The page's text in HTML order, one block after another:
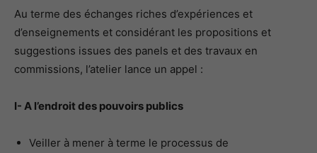
Au terme des échanges riches d’expériences et
d’enseignements et considérant les propositions et
suggestions issues des panels et des travaux en
commissions, l’atelier lance un appel :
I- A l’endroit des pouvoirs publics
Veiller à mener à terme le processus de